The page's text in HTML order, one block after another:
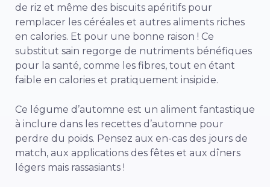
de riz et même des biscuits apéritifs pour
remplacer les céréales et autres aliments riches
en calories. Et pour une bonne raison ! Ce
substitut sain regorge de nutriments bénéfiques
pour la santé, comme les fibres, tout en étant
faible en calories et pratiquement insipide.
Ce légume d’automne est un aliment fantastique
à inclure dans les recettes d’automne pour
perdre du poids. Pensez aux en-cas des jours de
match, aux applications des fêtes et aux dîners
légers mais rassasiants !